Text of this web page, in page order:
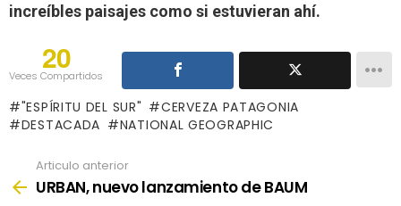
increíbles paisajes como si estuvieran ahí.
20
Veces Compartidos
"ESPÍRITU DEL SUR"
CERVEZA PATAGONIA
DESTACADA
NATIONAL GEOGRAPHIC
more
Articulo anterior
URBAN, nuevo lanzamiento de BAUM